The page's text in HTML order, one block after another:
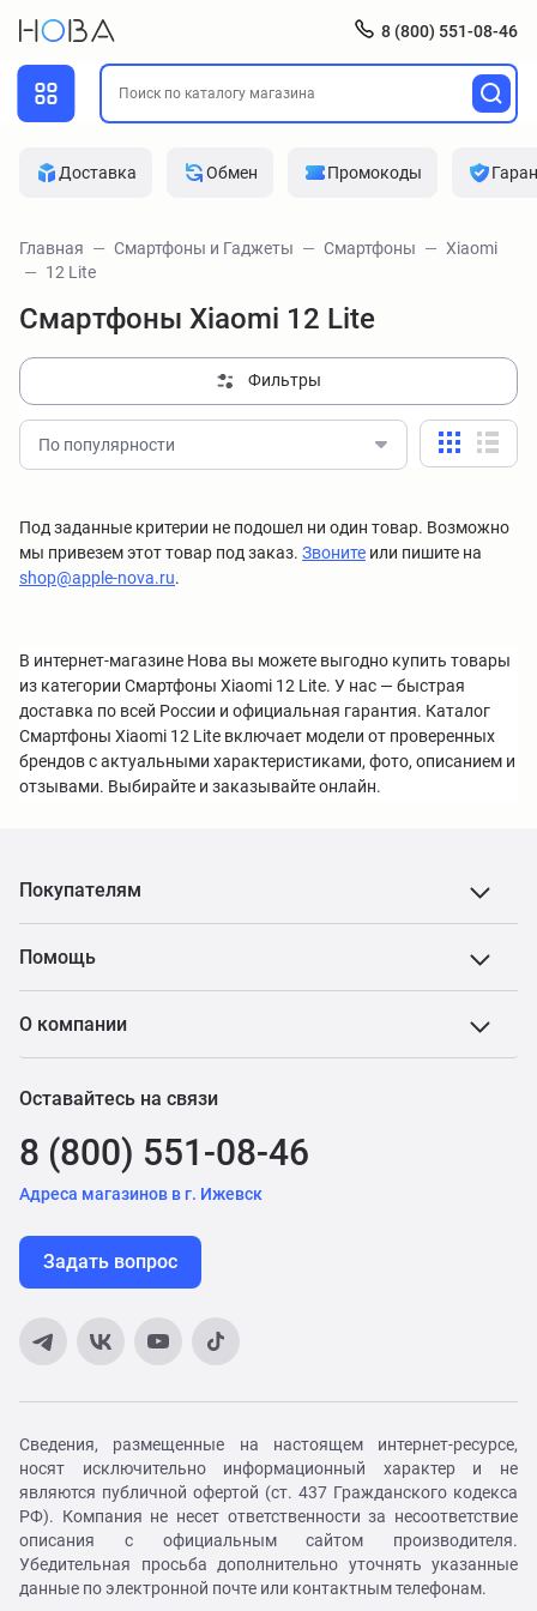
8 (800) 551-08-46
Доставка Обмен Промокоды
Главная Смартфоны и Гаджеты Смартфоны
Xiaomi
12 Lite
Смартфоны Xiaomi 12 Lite
Фильтры
По популярности
Под заданные критерии не подошел ни один товар. Возможно
мы привезем этот товар под заказ. Звоните или пишите на
shop@apple-nova.ru.
В интернет-магазине Нова вы можете выгодно купить товары
из категории Смартфоны Xiaomi 12 Lite. У нас — быстрая
доставка по всей России и официальная гарантия. Каталог
Смартфоны Xiaomi 12 Lite включает модели от проверенных
брендов с актуальными характеристиками, фото, описанием и
отзывами. Выбирайте и заказывайте онлайн.
Покупателям
Помощь
О компании
Оставайтесь на связи
8 (800) 551-08-46
Адреса магазинов в г. Ижевск
Задать вопрос
Сведения, размещенные на настоящем интернет-ресурсе,
носят исключительно информационный характер и не
являются публичной офертой (ст. 437 Гражданского кодекса
РФ). Компания не несет ответственности за несоответствие
описания с официальным сайтом производителя.
Убедительная просьба дополнительно уточнять указанные
данные по электронной почте или контактным телефонам.